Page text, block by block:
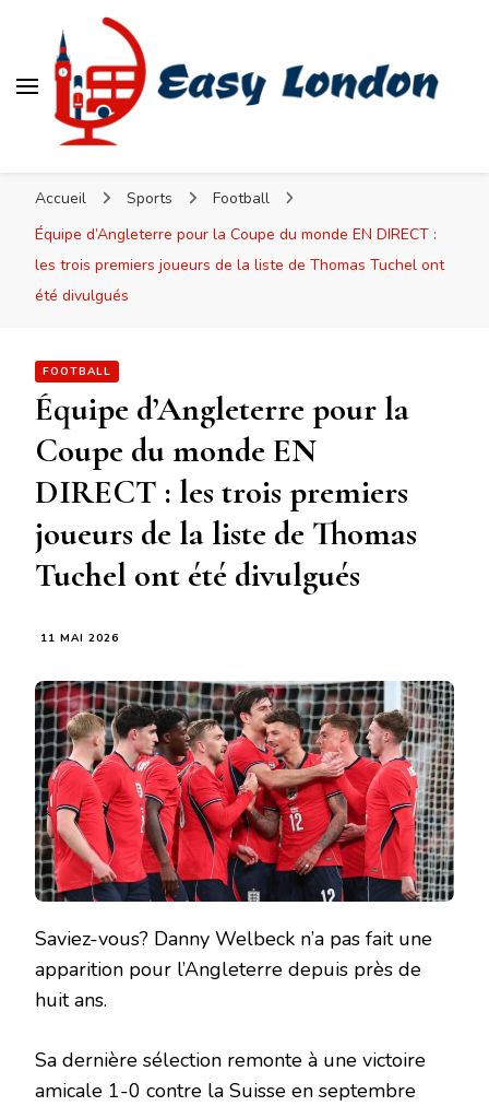
Accueil Sports
Football
Équipe d’Angleterre pour la Coupe du monde EN DIRECT :
les trois premiers joueurs de la liste de Thomas Tuchel ont
été divulgués
FOOTBALL
Équipe d’Angleterre pour la
Coupe du monde EN
DIRECT : les trois premiers
joueurs de la liste de Thomas
Tuchel ont été divulgués
11 MAI 2026
Saviez-vous? Danny Welbeck n’a pas fait une
apparition pour l’Angleterre depuis près de
huit ans.
Sa dernière sélection remonte à une victoire
amicale 1-0 contre la Suisse en septembre